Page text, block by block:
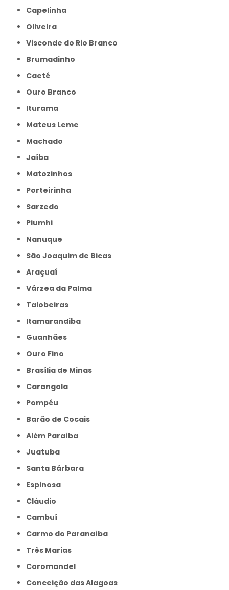
Capelinha
Oliveira
Visconde do Rio Branco
Brumadinho
Caeté
Ouro Branco
Iturama
Mateus Leme
Machado
Jaíba
Matozinhos
Porteirinha
Sarzedo
Piumhi
Nanuque
São Joaquim de Bicas
Araçuaí
Várzea da Palma
Taiobeiras
Itamarandiba
Guanhães
Ouro Fino
Brasília de Minas
Carangola
Pompéu
Barão de Cocais
Além Paraíba
Juatuba
Santa Bárbara
Espinosa
Cláudio
Cambuí
Carmo do Paranaíba
Três Marias
Coromandel
Conceição das Alagoas